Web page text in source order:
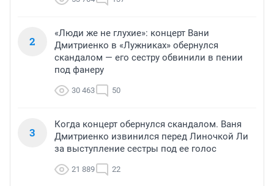
2
«Люди же не глухие»: концерт Вани
Дмитриенко в «Лужниках» обернулся
скандалом — его сестру обвинили в пении
под фанеру
30 463 50
3
Когда концерт обернулся скандалом. Ваня
Дмитриенко извинился перед Линочкой Ли
за выступление сестры под ее голос
21 889 22